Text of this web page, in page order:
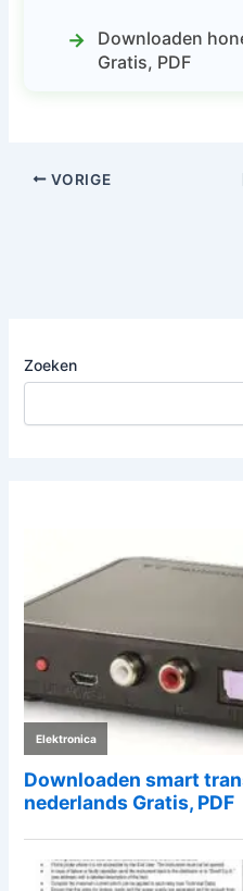
Downloaden
Gratis, PDF
VORIGE
Zoeken